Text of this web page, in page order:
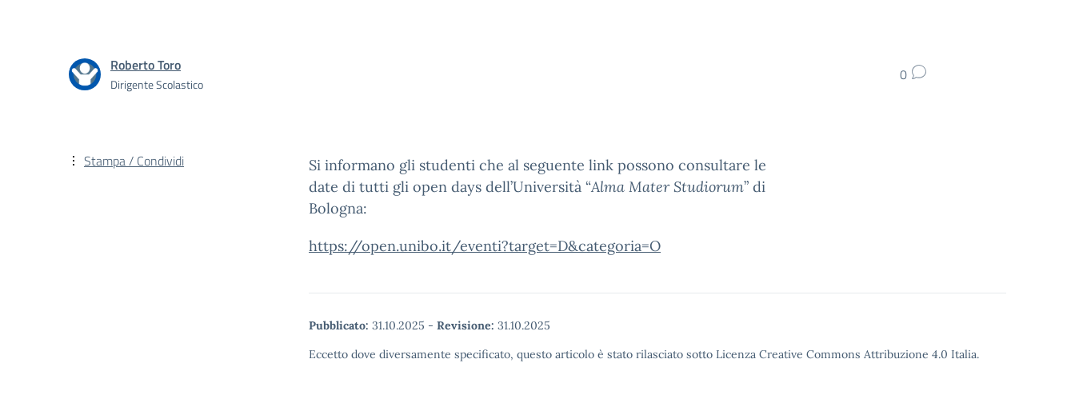
Roberto Toro
Dirigente Scolastico 0
Si informano gli studenti che al seguente link possono consultare le
date di tutti gli open days dell’Università “Alma Mater Studiorum” di
Bologna:
https://open.unibo.it/eventi?target=D&categoria=O
Pubblicato: 31.10.2025 - Revisione: 31.10.2025
Eccetto dove diversamente specificato, questo articolo è stato rilasciato sotto Licenza Creative Commons Attribuzione 4.0 Italia.
Stampa / Condividi